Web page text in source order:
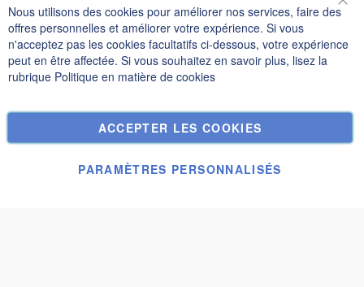
Informations
Politique de confidentialité et cookies
Termes de recherche
Commandes et retours
Nous contacter
Nous utilisons des cookies pour améliorer nos services, faire des
offres personnelles et améliorer votre expérience. Si vous
n'acceptez pas les cookies facultatifs ci-dessous, votre expérience
peut en être affectée. Si vous souhaitez en savoir plus, lisez la
rubrique Politique en matière de cookies
ACCEPTER LES COOKIES
PARAMÈTRES PERSONNALISÉS